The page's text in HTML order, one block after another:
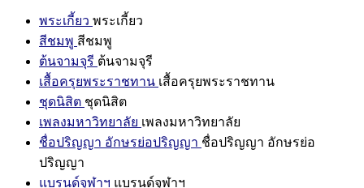
พระเกี้ยว พระเกี้ยว
สีชมพู สีชมพู
ต้นจามจุรี ต้นจามจุรี
เสื้อครุยพระราชทาน เสื้อครุยพระราชทาน
ชุดนิสิต ชุดนิสิต
เพลงมหาวิทยาลัย เพลงมหาวิทยาลัย
ชื่อปริญญา อักษรย่อปริญญา ชื่อปริญญา อักษรย่อ
ปริญญา
แบรนด์จุฬาฯ แบรนด์จุฬาฯ